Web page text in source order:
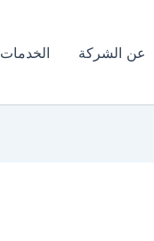
عن الشركة الخدمات